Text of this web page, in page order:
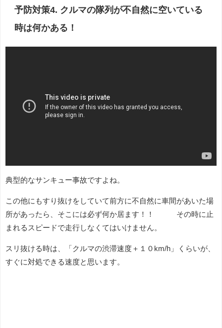
予防対策4. クルマの隊列が不自然に空いている
時は何かある！
典型的なサンキュー事故ですよね。
この他にもすり抜けをしていて前方に不自然に車間があいた場
所があったら、そこには必ず何か居ます！！ その時に止
まれるスピードで走行しなくてはいけません。
スリ抜ける時は、「クルマの渋滞速度＋１０km/h」くらいが、
すぐに対処できる速度と思います。